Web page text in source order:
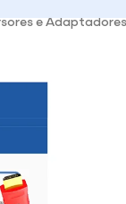
e Adaptadores